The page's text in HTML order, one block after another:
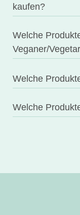
kaufen?
Welche
Veganer/
Welche
Welche